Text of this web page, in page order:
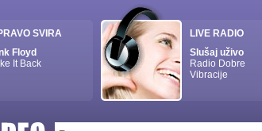
SVIRA
Floyd
It Back
LIVE RADIO
Slušaj uživo
Radio Dobre
Vibracije